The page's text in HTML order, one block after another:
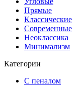
Прямые
Классические
Современные
Неоклассика
Минимализм
Категории
С пеналом